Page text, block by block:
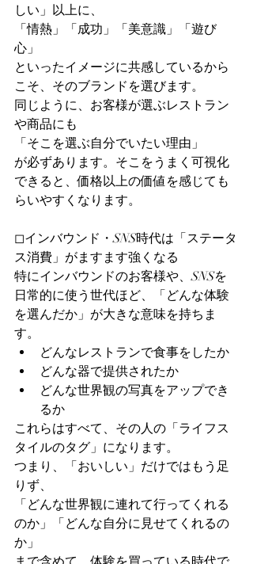
しい」以上に、
「情熱」「成功」「美意識」「遊び
心」
といったイメージに共感しているから
こそ、そのブランドを選びます。
同じように、お客様が選ぶレストラン
や商品にも
「そこを選ぶ自分でいたい理由」
が必ずあります。そこをうまく可視化
できると、価格以上の価値を感じても
らいやすくなります。
◻︎インバウンド・SNS時代は「ステータ
ス消費」がますます強くなる
特にインバウンドのお客様や、SNSを
日常的に使う世代ほど、「どんな体験
を選んだか」が大きな意味を持ちま
す。
どんなレストランで食事をしたか
どんな器で提供されたか
どんな世界観の写真をアップでき
るか
これらはすべて、その人の「ライフス
タイルのタグ」になります。
つまり、「おいしい」だけではもう足
りず、
「どんな世界観に連れて行ってくれる
のか」「どんな自分に見せてくれるの
か」